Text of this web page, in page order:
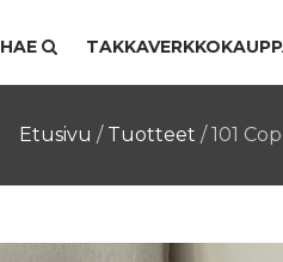
HAE
Etusivu / Tuotteet /101